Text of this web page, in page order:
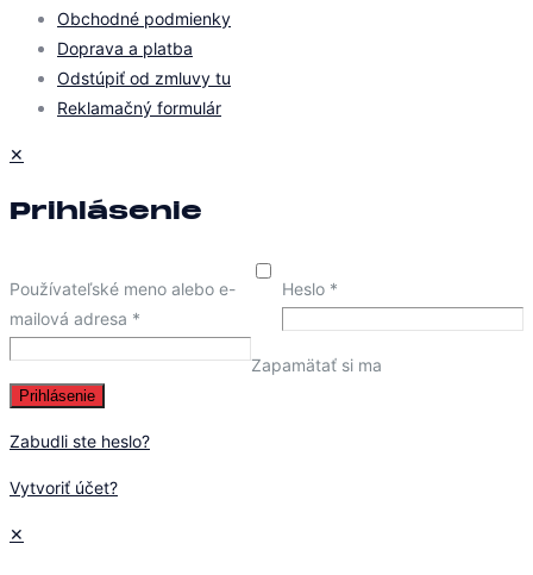
Obchodné podmienky
Doprava a platba
Odstúpiť od zmluvy tu
Reklamačný formulár
✕
Prihlásenie
Používateľské meno alebo e-
mailová adresa *
Heslo *
Zapamätať si ma
Prihlásenie
Zabudli ste heslo?
Vytvoriť účet?
✕